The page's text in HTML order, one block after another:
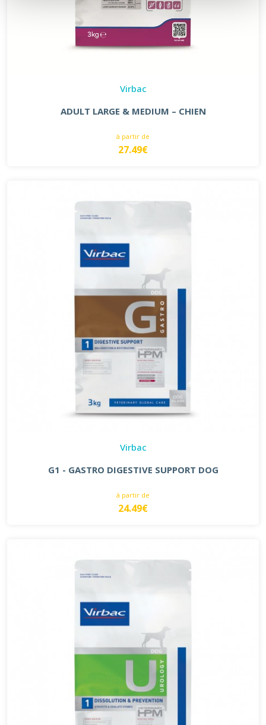
Virbac
ADULT LARGE & MEDIUM – CHIEN
à partir de
27.49€
Virbac
G1 - GASTRO DIGESTIVE SUPPORT DOG
à partir de
24.49€